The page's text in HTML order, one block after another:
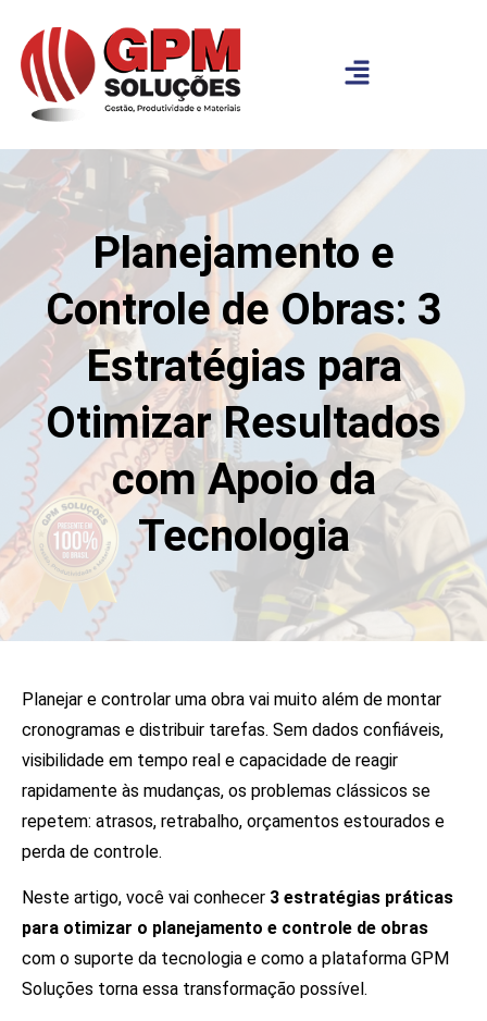
Planejamento e
Controle de Obras: 3
Estratégias para
Otimizar Resultados
com Apoio da
Tecnologia
Planejar e controlar uma obra vai muito além de montar
cronogramas e distribuir tarefas. Sem dados confiáveis,
visibilidade em tempo real e capacidade de reagir
rapidamente às mudanças, os problemas clássicos se
repetem: atrasos, retrabalho, orçamentos estourados e
perda de controle.
Neste artigo, você vai conhecer 3 estratégias práticas
para otimizar o planejamento e controle de obras
com o suporte da tecnologia e como a plataforma GPM
Soluções torna essa transformação possível.